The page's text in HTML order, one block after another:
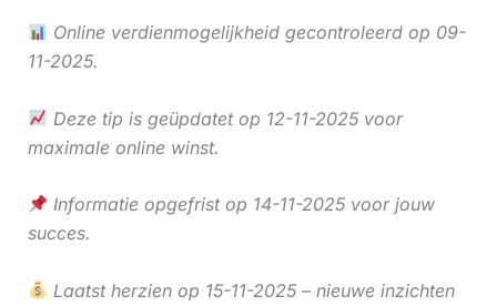
Online verdienmogelijkheid gecontroleerd op 09-
11-2025.
Deze tip is geüpdatet op 12-11-2025 voor
maximale online winst.
Informatie opgefrist op 14-11-2025 voor jouw
succes.
Laatst herzien op 15-11-2025 – nieuwe inzichten